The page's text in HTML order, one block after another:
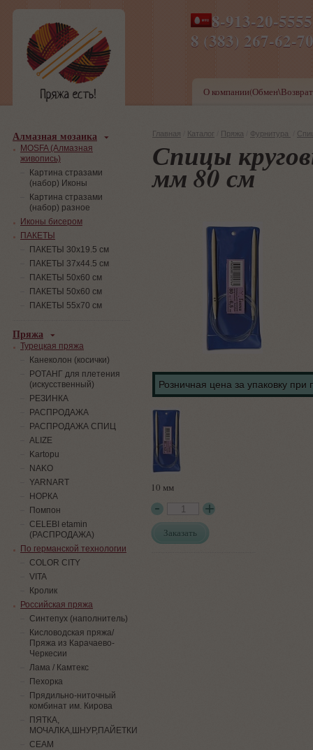
8-913-20-
8 (383) 267-
ПН-ПТ 8-17,СБ-ВС 9-
О
Главная Каталог Пряжа Фурнитура
Спицы
мм 80 см
Розничная цена за упаковку при
10 мм
Заказать
Алмазная мозаика
MOSFA (Алмазная
живопись)
Картина стразами
(набор) Иконы
Картина стразами
(набор) разное
Иконы бисером
ПАКЕТЫ
ПАКЕТЫ 30х19.5 см
ПАКЕТЫ 37х44.5 см
ПАКЕТЫ 50х60 см
ПАКЕТЫ 50х60 см
ПАКЕТЫ 55х70 см
Пряжа
Турецкая пряжа
Канеколон (косички)
РОТАНГ для плетения
(искусственный)
PЕЗИНКА
РАСПРОДАЖА
РАСПРОДАЖА СПИЦ
ALIZE
Kartopu
NAKO
YARNART
НОРКА
Помпон
СELEBI etamin
(РАСПРОДАЖА)
По германской технологии
COLOR CITY
VITA
Кролик
Российская пряжа
Синтепух (наполнитель)
Кисловодская пряжа/
Пряжа из Карачаево-
Черкесии
Лама / Камтекс
Пехорка
Прядильно-ниточный
комбинат им. Кирова
ПЯТКА,
МОЧАЛКА,ШНУР,ПАЙЕТКИ
СЕАМ